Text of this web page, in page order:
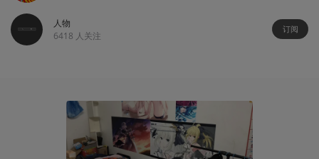
人物
6418 人关注
订阅